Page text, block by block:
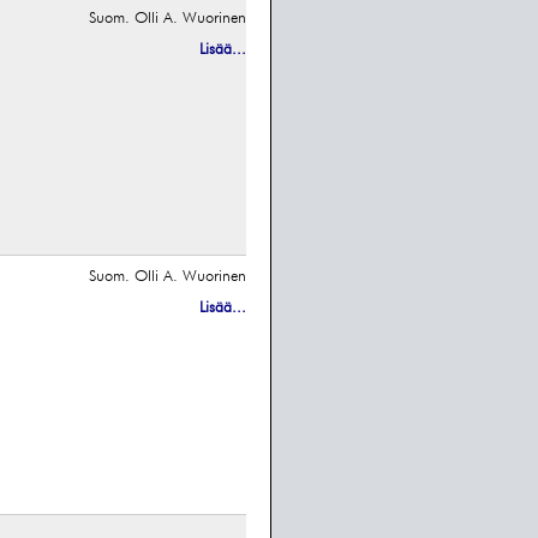
Suom. Olli A. Wuorinen
Lisää...
Suom. Olli A. Wuorinen
Lisää...